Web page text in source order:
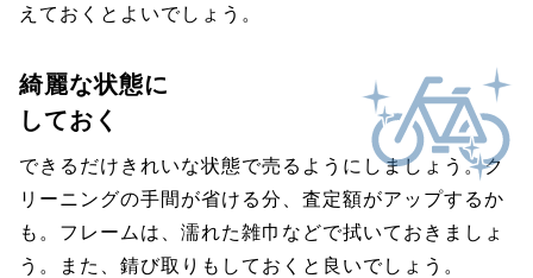
えておくとよいでしょう。
綺麗な状態に
しておく
できるだけきれいな状態で売るようにしましょう。ク
リーニングの手間が省ける分、査定額がアップするか
も。フレームは、濡れた雑巾などで拭いておきましょ
う。また、錆び取りもしておくと良いでしょう。